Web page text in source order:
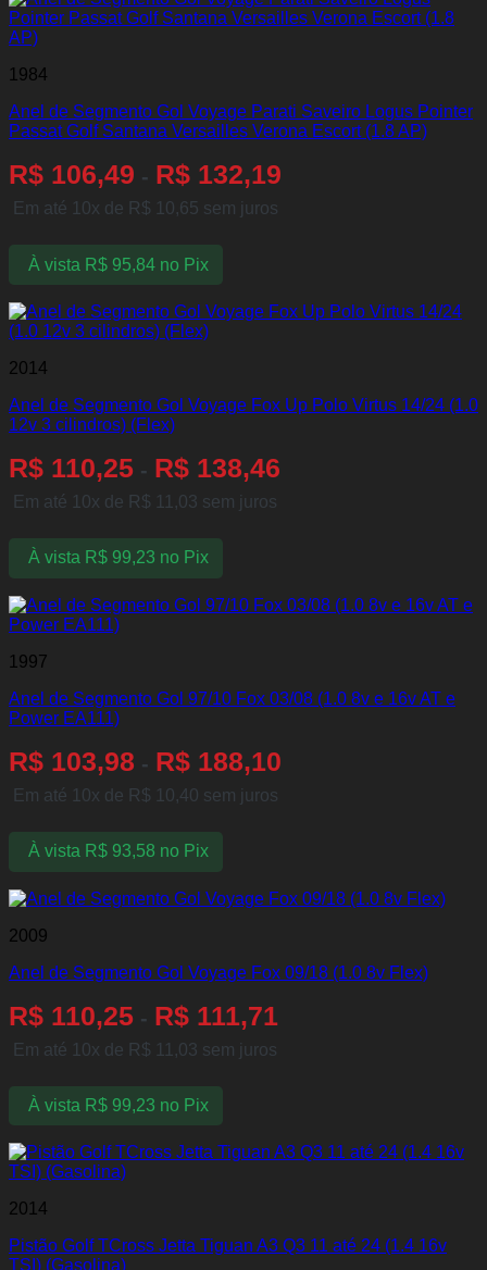
1984
Anel de Segmento Gol Voyage Parati Saveiro Logus Pointer
Passat Golf Santana Versailles Verona Escort (1.8 AP)
R$ 106,49 - R$ 132,19
Em até 10x de R$ 10,65 sem juros
À vista R$95,84 no Pix
2014
Anel de Segmento Gol Voyage Fox Up Polo Virtus 14/24 (1.0
12v 3 cilindros) (Flex)
R$ 110,25 - R$ 138,46
Em até 10x de R$ 11,03 sem juros
À vista R$99,23 no Pix
1997
Anel de Segmento Gol 97/10 Fox 03/08 (1.0 8v e 16v AT e
Power EA111)
R$ 103,98 - R$ 188,10
Em até 10x de R$ 10,40 sem juros
À vista R$93,58 no Pix
2009
Anel de Segmento Gol Voyage Fox 09/18 (1.0 8v Flex)
R$ 110,25 - R$ 111,71
Em até 10x de R$ 11,03 sem juros
À vista R$99,23 no Pix
2014
Pistão Golf TCross Jetta Tiguan A3 Q3 11 até 24 (1.4 16v
TSI) (Gasolina)